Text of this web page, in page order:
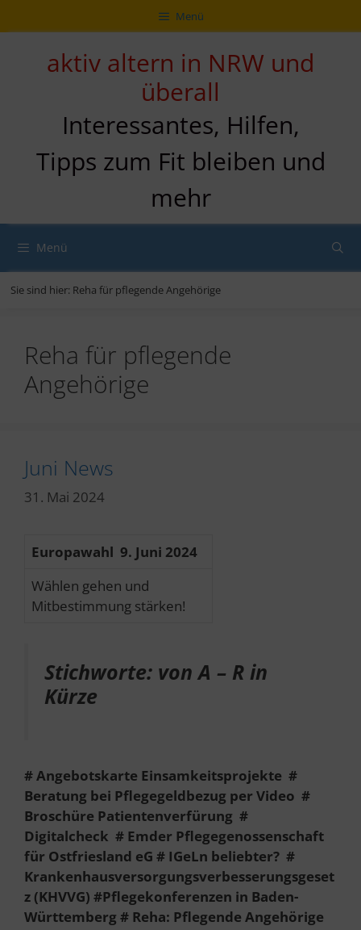
Inhalt
zur
Navigation
Inhalt
Menü
aktiv altern in NRW und
überall
Interessantes, Hilfen,
Tipps zum Fit bleiben und
mehr
Menü
Sie sind hier: Reha für pflegende Angehörige
Reha für pflegende
Angehörige
Juni News
31. Mai 2024
Europawahl 9. Juni 2024
Wählen gehen und
Mitbestimmung stärken!
Stichworte: von A – R in
Kürze
# Angebotskarte Einsamkeitsprojekte #
Beratung bei Pflegegeldbezug per Video #
Broschüre Patientenverfürung #
Digitalcheck # Emder Pflegegenossenschaft
für Ostfriesland eG # IGeLn beliebter? #
Krankenhausversorgungsverbesserungsgeset
z (KHVVG) #Pflegekonferenzen in Baden-
Württemberg # Reha: Pflegende Angehörige